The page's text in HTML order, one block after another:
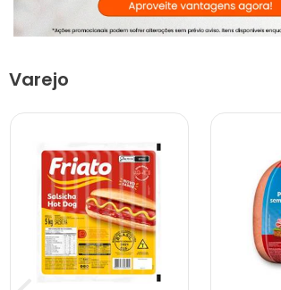
Varejo